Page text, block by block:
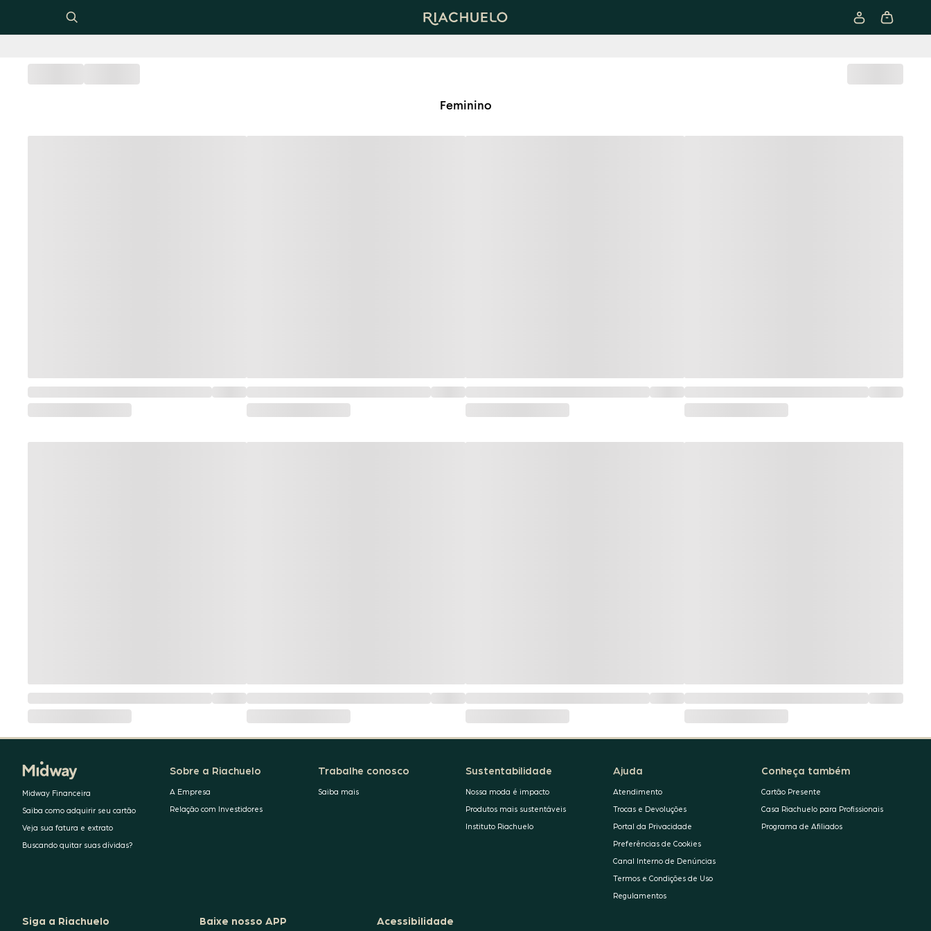
Feminino
Midway Financeira
Saiba como adquirir seu cartão
Veja sua fatura e extrato
Buscando quitar suas dívidas?
Sobre a Riachuelo
A Empresa
Relação com Investidores
Trabalhe conosco
Saiba mais
Sustentabilidade
Nossa moda é impacto
Produtos mais sustentáveis
Instituto Riachuelo
Ajuda
Atendimento
Trocas e Devoluções
Portal da Privacidade
Preferências de Cookies
Canal Interno de Denúncias
Termos e Condições de Uso
Regulamentos
Conheça também
Cartão Presente
Casa Riachuelo para Profissionais
Programa de Afiliados
Siga a Riachuelo Baixe nosso APP Acessibilidade